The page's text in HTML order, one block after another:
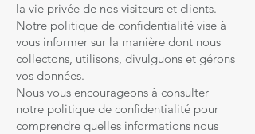
la vie privée de nos visiteurs et clients.
Notre politique de confidentialité vise à
vous informer sur la manière dont nous
collectons, utilisons, divulguons et gérons
vos données.
Nous vous encourageons à consulter
notre politique de confidentialité pour
comprendre quelles informations nous